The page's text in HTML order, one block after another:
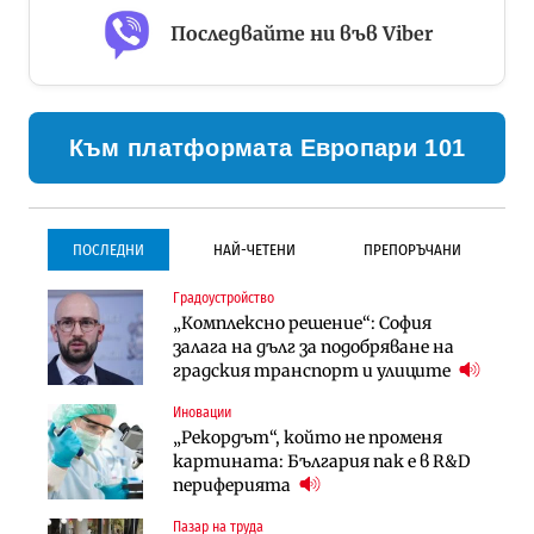
Последвайте ни във Viber
Към платформата Европари 101
ПОСЛЕДНИ НАЙ-ЧЕТЕНИ ПРЕПОРЪЧАНИ
Градоустройство
„Комплексно решение“: София
залага на дълг за подобряване на
градския транспорт и улиците
Иновации
„Рекордът“, който не променя
картината: България пак е в R&D
периферията
Пазар на труда
Градоустройство
Столична община избра
изпълнител за преместването на
трамвайното трасе по бул.
Инфраструктура
Проектирането на тунела под
Петрохан ще върви паралелно с
Инфраструктура
Проектирането на тунела под
Петрохан ще върви паралелно с
екологичните оценки
Компании
„Хювефарма“ подписа договор за
придобиване на Euroapi Italy
Финанси